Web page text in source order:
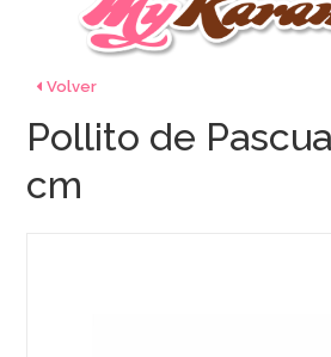
Volver
Pollito de
cm